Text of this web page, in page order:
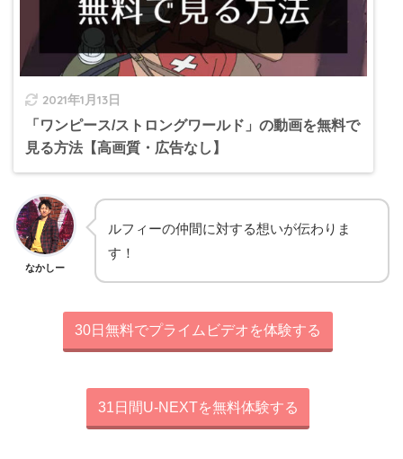
2021年1月13日
「ワンピース/ストロングワールド」の動画を無料で
見る方法【高画質・広告なし】
なかしー
ルフィーの仲間に対する想いが伝わりま
す！
30日無料でプライムビデオを体験する
31日間U-NEXTを無料体験する